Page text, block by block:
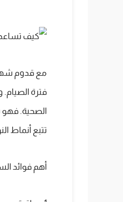
مع قدوم شهر
فترة الصيام.
الصحية.
تتبع أنماط
أهم فوائد